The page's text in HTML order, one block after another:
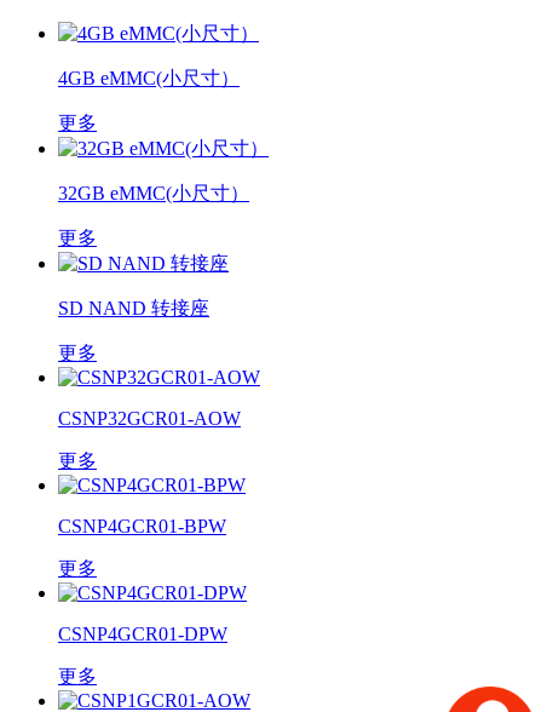
4GB eMMC(小尺寸）
更多
32GB eMMC(小尺寸）
更多
SD NAND 转接座
更多
CSNP32GCR01-AOW
更多
CSNP4GCR01-BPW
更多
CSNP4GCR01-DPW
更多